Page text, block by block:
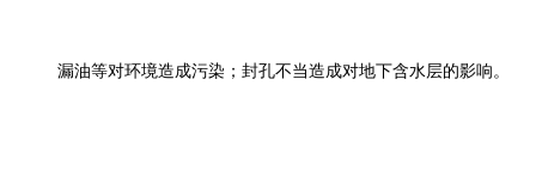
漏油等对环境造成污染；封孔不当造成对地下含水层的影响。